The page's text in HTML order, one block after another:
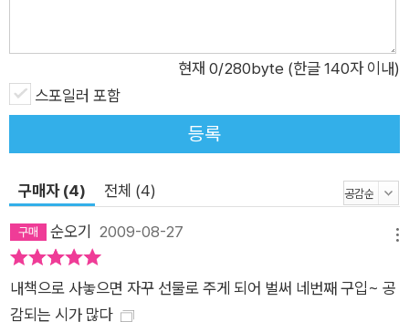
현재 0/280byte (한글 140자 이내)
스포일러 포함
등록
구매자 (4) 전체 (4)
순오기 2009-08-27
내책으로 사놓으면 자꾸 선물로 주게 되어 벌써 네번째 구입~ 공
감되는 시가 많다